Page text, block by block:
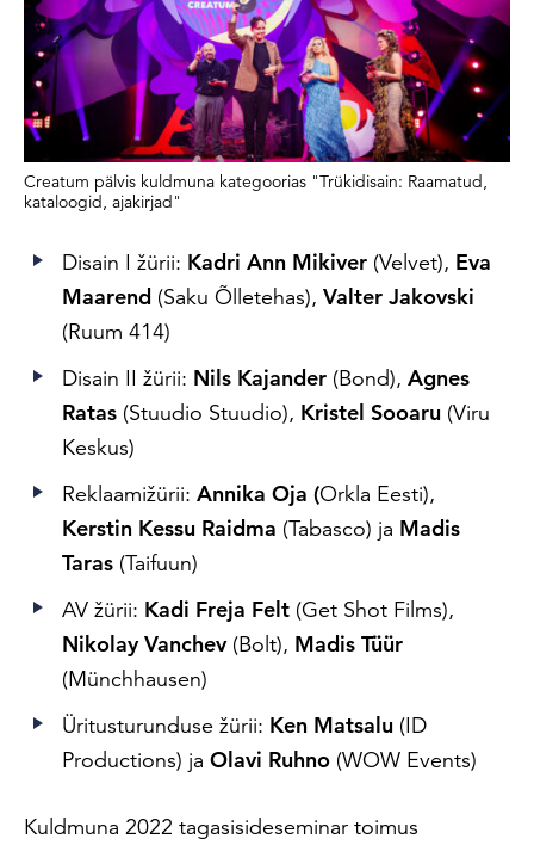
Creatum pälvis kuldmuna kategoorias "Trükidisain: Raamatud,
kataloogid, ajakirjad"
Disain I žürii: Kadri Ann Mikiver (Velvet), Eva
Maarend (Saku Õlletehas), Valter Jakovski
(Ruum 414)
Disain II žürii: Nils Kajander (Bond), Agnes
Ratas (Stuudio Stuudio), Kristel Sooaru (Viru
Keskus)
Reklaamižürii: Annika Oja (Orkla Eesti),
Kerstin Kessu Raidma (Tabasco) ja Madis
Taras (Taifuun)
AV žürii: Kadi Freja Felt (Get Shot Films),
Nikolay Vanchev(Bolt), Madis Tüür
(Münchhausen)
Üritusturunduse žürii: Ken Matsalu (ID
Productions) ja Olavi Ruhno (WOW Events)
Kuldmuna 2022 tagasisideseminar toimus